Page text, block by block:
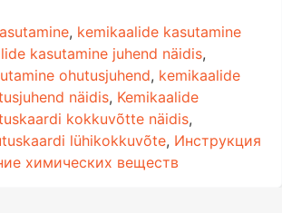
, kemikaalide kasutamine
kasutamine juhend näidis,
ohutusjuhend, kemikaalide
näidis, Kemikaalide
kokkuvõtte näidis,
lühikokkuvõte, Инструкция
химических веществ